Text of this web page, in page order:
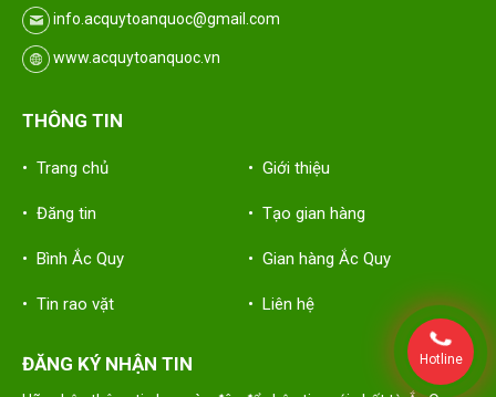
info.acquytoanquoc@gmail.com
www.acquytoanquoc.vn
THÔNG TIN
• Trang chủ • Giới thiệu
• Đăng tin • Tạo gian hàng
• Bình Ắc Quy • Gian hàng Ắc Quy
• Tin rao vặt • Liên hệ
ĐĂNG KÝ NHẬN TIN Hotline